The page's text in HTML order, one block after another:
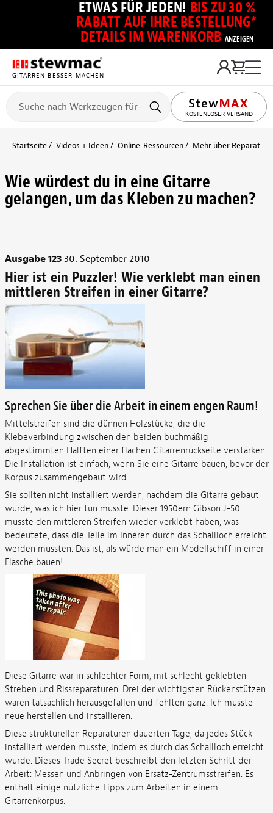
ETWAS FÜR JEDEN! BIS ZU 30 %
RABATT AUF IHRE BESTELLUNG*
DETAILS IM WARENKORB ANZEIGEN
GITARREN BESSER MACHEN
KOSTENLOSER VERSAND
Startseite Videos + Ideen Online-Ressourcen Mehr über
Wie würdest du in eine Gitarre
gelangen, um das Kleben zu machen?
Ausgabe 12330. September 2010
Hier ist ein Puzzler! Wie verklebt man einen
mittleren Streifen in einer Gitarre?
Sprechen Sie über die Arbeit in einem engen Raum!
Mittelstreifen sind die dünnen Holzstücke, die die
Klebeverbindung zwischen den beiden buchmäßig
abgestimmten Hälften einer flachen Gitarrenrückseite verstärken.
Die Installation ist einfach, wenn Sie eine Gitarre bauen, bevor der
Korpus zusammengebaut wird.
Sie sollten nicht installiert werden, nachdem die Gitarre gebaut
wurde, was ich hier tun musste. Dieser 1950ern Gibson J-50
musste den mittleren Streifen wieder verklebt haben, was
bedeutete, dass die Teile im Inneren durch das Schallloch erreicht
werden mussten. Das ist, als würde man ein Modellschiff in einer
Flasche bauen!
Diese Gitarre war in schlechter Form, mit schlecht geklebten
Streben und Rissreparaturen. Drei der wichtigsten Rückenstützen
waren tatsächlich herausgefallen und fehlten ganz. Ich musste
neue herstellen und installieren.
Diese strukturellen Reparaturen dauerten Tage, da jedes Stück
installiert werden musste, indem es durch das Schallloch erreicht
wurde. Dieses Trade Secret beschreibt den letzten Schritt der
Arbeit: Messen und Anbringen von Ersatz-Zentrumsstreifen. Es
enthält einige nützliche Tipps zum Arbeiten in einem
Gitarrenkorpus.